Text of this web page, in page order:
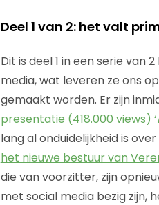
Deel 1 van 2: het valt
Dit is deel 1 in een serie van
media, wat leveren ze ons
gemaakt worden. Er zijn
presentatie (418.000 views) ‘
lang al onduidelijkheid is
het nieuwe bestuur van
die van voorzitter, zijn
met social media bezig zijn,